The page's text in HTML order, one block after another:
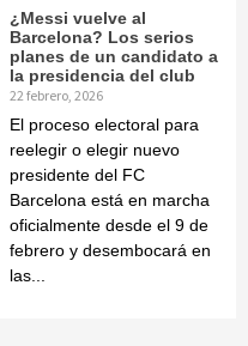
¿Messi vuelve al
Barcelona? Los serios
planes de un candidato a
la presidencia del club
22 febrero, 2026
El proceso electoral para
reelegir o elegir nuevo
presidente del FC
Barcelona está en marcha
oficialmente desde el 9 de
febrero y desembocará en
las...